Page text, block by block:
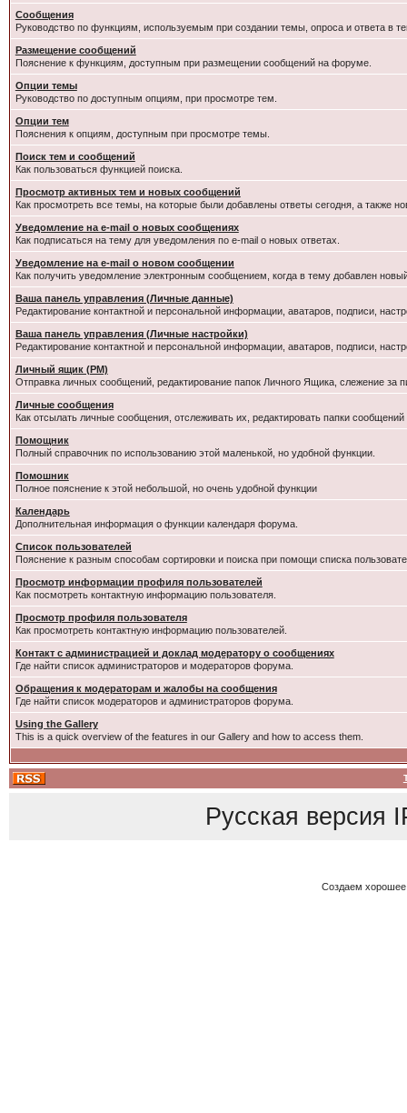
Сообщения
Руководство по функциям, используемым при создании темы, опроса и ответа в
Размещение сообщений
Пояснение к функциям, доступным при размещении сообщений на форуме.
Опции темы
Руководство по доступным опциям, при просмотре тем.
Опции тем
Пояснения к опциям, доступным при просмотре темы.
Поиск тем и сообщений
Как пользоваться функцией поиска.
Просмотр активных тем и новых сообщений
Как просмотреть все темы, на которые были добавлены ответы сегодня, а также
Уведомление на e-mail о новых сообщениях
Как подписаться на тему для уведомления по e-mail о новых ответах.
Уведомление на е-mail о новом сообщении
Как получить уведомление электронным сообщением, когда в тему добавлен
Ваша панель управления (Личные данные)
Редактирование контактной и персональной информации, аватаров, подписи,
Ваша панель управления (Личные настройки)
Редактирование контактной и персональной информации, аватаров, подписи,
Личный ящик (PM)
Отправка личных сообщений, редактирование папок Личного Ящика, слежение за
Личные сообщения
Как отсылать личные сообщения, отслеживать их, редактировать папки
Помощник
Полный справочник по использованию этой маленькой, но удобной функции.
Помошник
Полное пояснение к этой небольшой, но очень удобной функции
Календарь
Дополнительная информация о функции календаря форума.
Список пользователей
Пояснение к разным способам сортировки и поиска при помощи списка
Просмотр информации профиля пользователей
Как посмотреть контактную информацию пользователя.
Просмотр профиля пользователя
Как просмотреть контактную информацию пользователей.
Контакт с администрацией и доклад модератору о сообщениях
Где найти список администраторов и модераторов форума.
Обращения к модераторам и жалобы на сообщения
Где найти список модераторов и администраторов форума.
Using the Gallery
This is a quick overview of the features in our Gallery and how to access them.
Русская версия
Создаем